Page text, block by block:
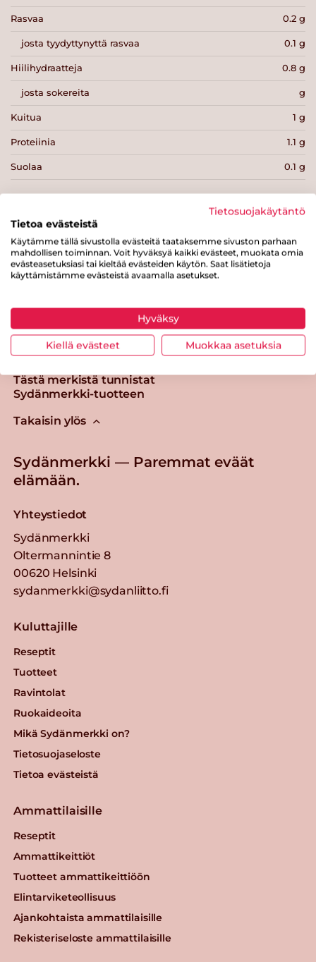
Rasvaa 0.2 g
josta tyydyttynyttä rasvaa 0.1 g
Hiilihydraatteja 0.8 g
josta sokereita g
Kuitua 1 g
Proteiinia 1.1 g
Suolaa 0.1 g
Tulosta sivu Jaa tuote
Tästä merkistä tunnistat
Sydänmerkki-tuotteen
Takaisin ylös
Sydänmerkki — Paremmat eväät
elämään.
Yhteystiedot
Sydänmerkki
Oltermannintie 8
00620 Helsinki
sydanmerkki@sydanliitto.fi
Kuluttajille
Reseptit
Tuotteet
Ravintolat
Ruokaideoita
Mikä Sydänmerkki on?
Tietosuojaseloste
Tietoa evästeistä
Ammattilaisille
Reseptit
Ammattikeittiöt
Tuotteet ammattikeittiöön
Elintarviketeollisuus
Ajankohtaista ammattilaisille
Rekisteriseloste ammattilaisille
Tietosuojakäytäntö
Tietoa evästeistä
Käytämme tällä sivustolla evästeitä taataksemme sivuston parhaan
mahdollisen toiminnan. Voit hyväksyä kaikki evästeet, muokata omia
evästeasetuksiasi tai kieltää evästeiden käytön. Saat lisätietoja
käyttämistämme evästeistä avaamalla asetukset.
Hyväksy
Kiellä evästeet Muokkaa asetuksia